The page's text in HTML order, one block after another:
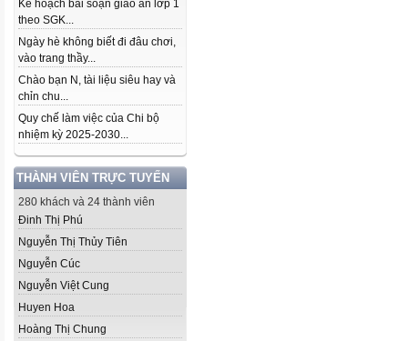
Kế hoạch bài soạn giáo án lớp 1
theo SGK...
Ngày hè không biết đi đâu chơi,
vào trang thầy...
Chào bạn N, tài liệu siêu hay và
chỉn chu...
Quy chế làm việc của Chi bộ
nhiệm kỳ 2025-2030...
THÀNH VIÊN TRỰC TUYẾN
280 khách và 24 thành viên
Đinh Thị Phú
Nguyễn Thị Thủy Tiên
Nguyễn Cúc
Nguyễn Việt Cung
Huyen Hoa
Hoàng Thị Chung